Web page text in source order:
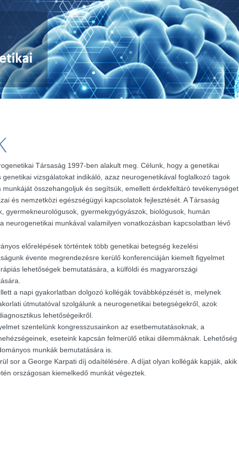
Társaság 1997-ben alakult meg. Célunk, hogy a genetikai
genetikai vizsgálatokat indikáló, azaz neurogenetikával foglalkozó tagok
munkáját összehangoljuk és segítsük, emellett érdekfeltáró tevékenységet
és nemzetközi egészségügyi kapcsolatok fejlesztését. A Társaság
gyermekneurológusok, gyermekgyógyászok, biológusok, humán
neurogenetikai munkával valamilyen vonatkozásban kapcsolatban lévő
előrelépések történtek több genetikai betegség kezelési
évente megrendezésre kerülő konferenciáján kiemelt figyelmet
lehetőségek bemutatására, a külföldi és magyarországi
a napi gyakorlatban dolgozó kollégák továbbképzését is, melynek
útmutatóval szolgálunk a neurogenetikai betegségekről, azok
lehetőségeikről.
szentelünk kongresszusainkon az esetbemutatásoknak, a
eseteink kapcsán felmerülő etikai dilemmáknak. Lehetőség
munkák bemutatására is.
sor a George Karpati díj odaítélésére. A díjat olyan kollégák kapják, akik
országosan kiemelkedő munkát végeztek.